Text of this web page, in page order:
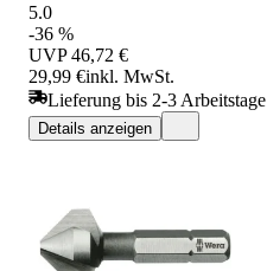
5.0
-36 %
UVP 46,72 €
29,99 €inkl. MwSt.
Lieferung bis 2-3 Arbeitstage
Details anzeigen